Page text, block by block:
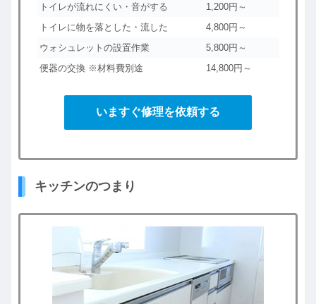
トイレが流れにくい・音がする
1,200円～
トイレに物を落とした・流した
4,800円～
ウォシュレットの設置作業
5,800円～
便器の交換 ※材料費別途
14,800円～
いますぐ修理を依頼する
キッチンのつまり